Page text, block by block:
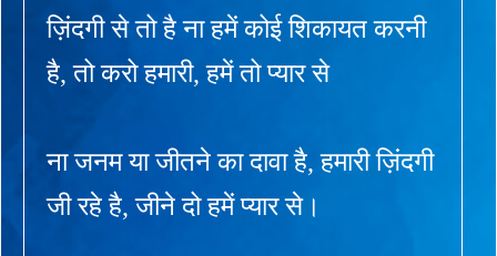
ज़िंदगी से तो है ना हमें कोई शिकायत करनी
है, तो करो हमारी, हमें तो प्यार से
ना जनम या जीतने का दावा है, हमारी ज़िंदगी
जी रहे है, जीने दो हमें प्यार से।